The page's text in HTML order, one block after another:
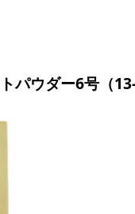
パウダー6号（